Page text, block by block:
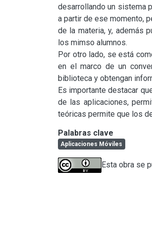
desarrollando un sistema
a partir de ese momento,
de la materia, y, además
los mimso alumnos.
Por otro lado, se está
en el marco de un
biblioteca y obtengan
Es importante destacar
de las aplicaciones,
teóricas permite que los
Palabras clave
Aplicaciones Móviles
Esta obra se